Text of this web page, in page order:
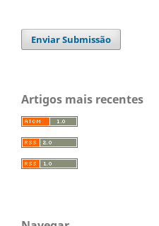
Enviar Submissão
Artigos mais recentes